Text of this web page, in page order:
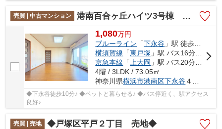
売買 | 中古マンション 港南百合ヶ丘ハイツ3号棟 下永谷徒歩10分/バス停近く、駅アクセス良好/ペットと暮らせる
1,080万円
ブルーライン 「下永谷 」駅 徒歩10分
横須賀線 「東戸塚 」駅 バス16分 「中永谷」 停歩6分
京急本線 「 上大岡 」駅 バス20分 「中永谷」 停歩6分
4階 / 3LDK / 73.05㎡
神奈川県横浜市港南区下永谷４丁目1-3
◆下永谷徒歩10分♪ ◆ペットと暮らせる♪ ◆バス停近く、駅アクセス
良好♪
売買 | 売地 ◆戸塚区平戸２丁目 売地◆